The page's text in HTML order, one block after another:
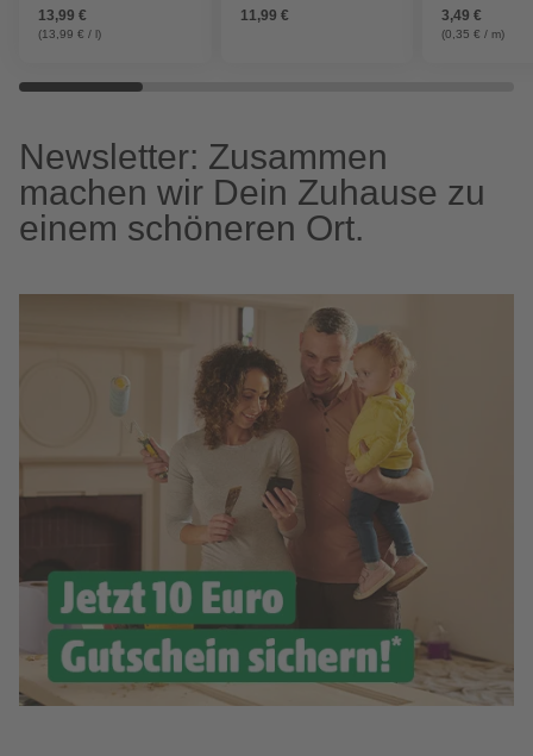
13,99 €
(13,99 € / l)
11,99 € 3,49 €
(0,35 € / m)
Newsletter: Zusammen
machen wir Dein Zuhause zu
einem schöneren Ort.